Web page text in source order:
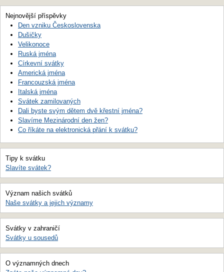
Nejnovější příspěvky
Den vzniku Československa
Dušičky
Velikonoce
Ruská jména
Církevní svátky
Americká jména
Francouzská jména
Italská jména
Svátek zamilovaných
Dali byste svým dětem dvě křestní jména?
Slavíme Mezinárodní den žen?
Co říkáte na elektronická přání k svátku?
Tipy k svátku
Slavíte svátek?
Význam našich svátků
Naše svátky a jejich významy
Svátky v zahraničí
Svátky u sousedů
O významných dnech